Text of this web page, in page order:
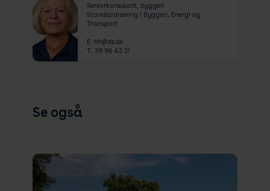
Seniorkonsulent, byggeri
Standardisering | Byggeri, Energi og
Transport
E: hh@ds.dk
T: 39 96 63 21
Se også